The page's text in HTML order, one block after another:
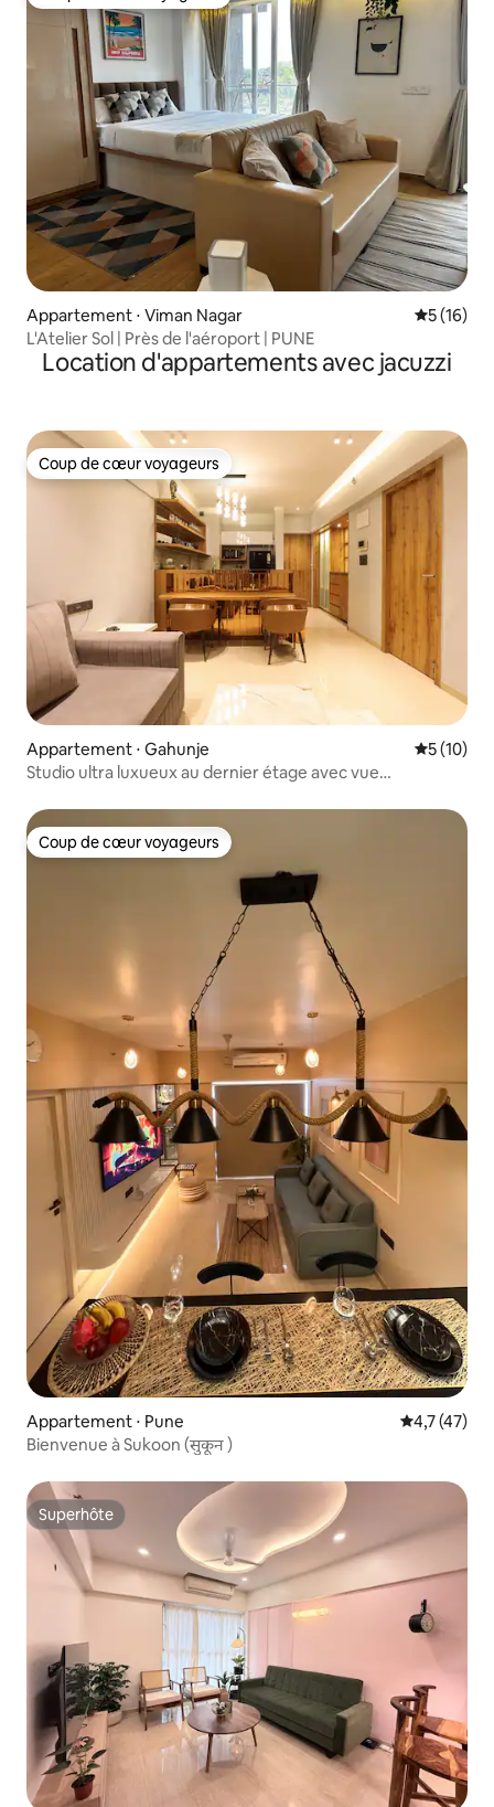
Appartement ⋅ Viman Nagar
5 (16)
L'Atelier Sol | Près de l'aéroport | PUNE
Location d'appartements avec jacuzzi
Coup de cœur voyageurs
Coup de cœur voyageurs
Appartement ⋅ Gahunje
5 (10)
Studio ultra luxueux au dernier étage avec vue
Coup de cœur voyageurs
Coup de cœur voyageurs
Appartement ⋅ Pune Évaluation
4,7 (47)
Bienvenue à Sukoon (सुकून )
Superhôte
Superhôte